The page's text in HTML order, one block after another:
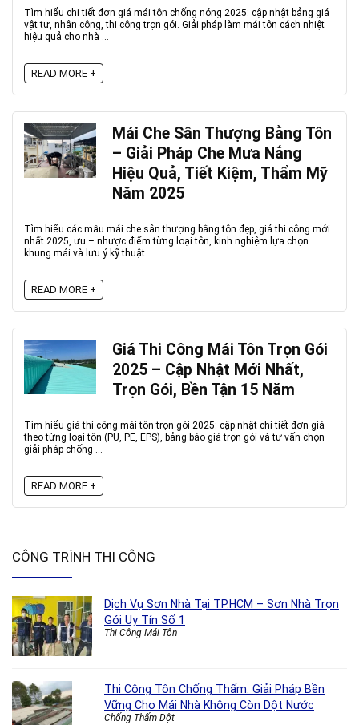
Tìm hiểu chi tiết đơn giá mái tôn chống nóng 2025: cập nhật bảng giá
vật tư, nhân công, thi công trọn gói. Giải pháp làm mái tôn cách nhiệt
hiệu quả cho nhà ...
READ MORE +
Mái Che Sân Thượng Bằng Tôn
– Giải Pháp Che Mưa Nắng
Hiệu Quả, Tiết Kiệm, Thẩm Mỹ
Năm 2025
Tìm hiểu các mẫu mái che sân thượng bằng tôn đẹp, giá thi công mới
nhất 2025, ưu – nhược điểm từng loại tôn, kinh nghiệm lựa chọn
khung mái và lưu ý kỹ thuật ...
READ MORE +
Giá Thi Công Mái Tôn Trọn Gói
2025 – Cập Nhật Mới Nhất,
Trọn Gói, Bền Tận 15 Năm
Tìm hiểu giá thi công mái tôn trọn gói 2025: cập nhật chi tiết đơn giá
theo từng loại tôn (PU, PE, EPS), bảng báo giá trọn gói và tư vấn chọn
giải pháp chống ...
READ MORE +
CÔNG TRÌNH THI CÔNG
Dịch Vụ Sơn Nhà Tại TP.HCM – Sơn Nhà Trọn
Gói Uy Tín Số 1
Thi Công Mái Tôn
Thi Công Tôn Chống Thấm: Giải Pháp Bền
Vững Cho Mái Nhà Không Còn Dột Nước
Chống Thấm Dột